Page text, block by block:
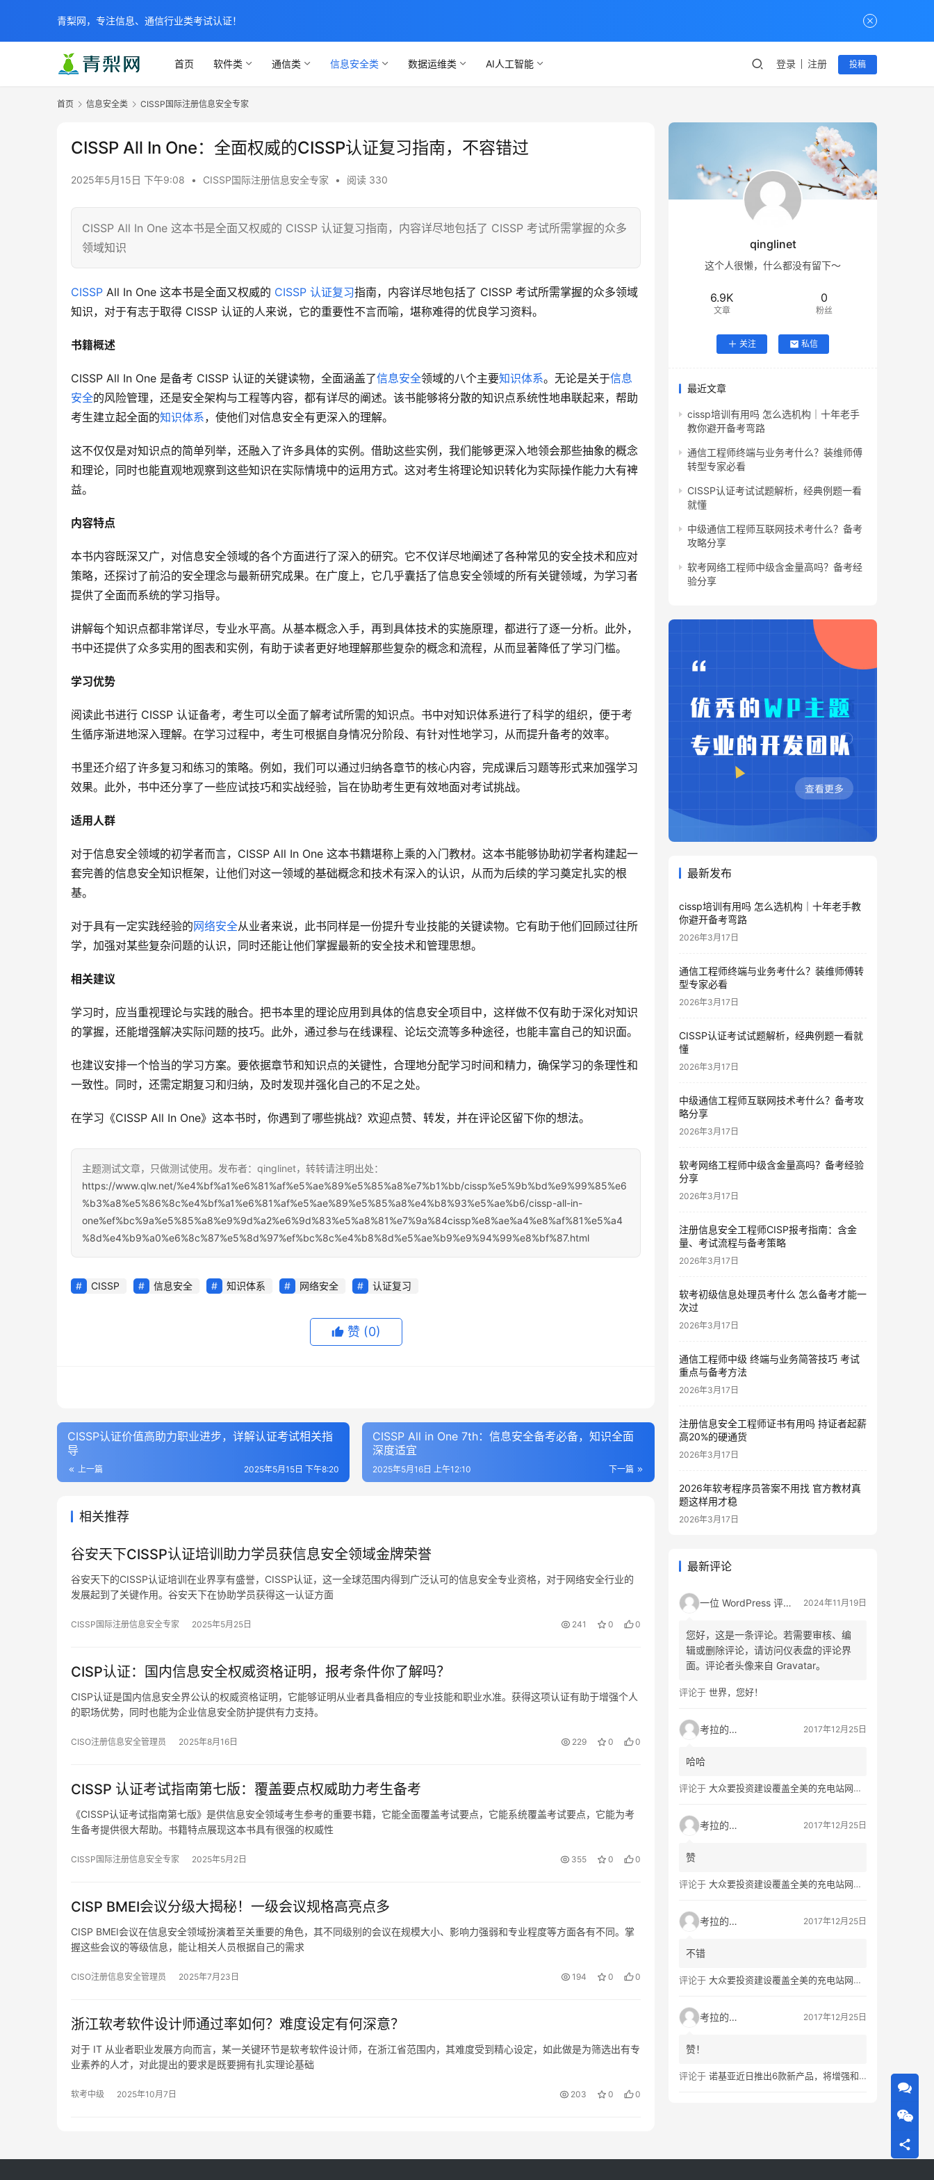
首页 软件类 通信类 信息安全类 数据运维类 AI人工智能 登录 注册 投稿
首页 信息安全类 CISSP国际注册信息安全专家
CISSP All In One：全面权威的CISSP认证复习指南，不容错过
2025年5月15日 下午9:08 • CISSP国际注册信息安全专家 • 阅读 330
CISSP All In One 这本书是全面又权威的 CISSP 认证复习指南，内容详尽地包括了 CISSP 考试所需掌握的众多
领域知识
CISSP All In One 这本书是全面又权威的 CISSP 认证复习指南，内容详尽地包括了 CISSP 考试所需掌握的众多领域
知识，对于有志于取得 CISSP 认证的人来说，它的重要性不言而喻，堪称难得的优良学习资料。
书籍概述
CISSP All In One 是备考 CISSP 认证的关键读物，全面涵盖了信息安全领域的八个主要知识体系。无论是关于信息
安全的风险管理，还是安全架构与工程等内容，都有详尽的阐述。该书能够将分散的知识点系统性地串联起来，帮助
考生建立起全面的知识体系，使他们对信息安全有更深入的理解。
这不仅仅是对知识点的简单列举，还融入了许多具体的实例。借助这些实例，我们能够更深入地领会那些抽象的概念
和理论，同时也能直观地观察到这些知识在实际情境中的运用方式。这对考生将理论知识转化为实际操作能力大有裨
益。
内容特点
本书内容既深又广，对信息安全领域的各个方面进行了深入的研究。它不仅详尽地阐述了各种常见的安全技术和应对
策略，还探讨了前沿的安全理念与最新研究成果。在广度上，它几乎囊括了信息安全领域的所有关键领域，为学习者
提供了全面而系统的学习指导。
讲解每个知识点都非常详尽，专业水平高。从基本概念入手，再到具体技术的实施原理，都进行了逐一分析。此外，
书中还提供了众多实用的图表和实例，有助于读者更好地理解那些复杂的概念和流程，从而显著降低了学习门槛。
学习优势
阅读此书进行 CISSP 认证备考，考生可以全面了解考试所需的知识点。书中对知识体系进行了科学的组织，便于考
生循序渐进地深入理解。在学习过程中，考生可根据自身情况分阶段、有针对性地学习，从而提升备考的效率。
书里还介绍了许多复习和练习的策略。例如，我们可以通过归纳各章节的核心内容，完成课后习题等形式来加强学习
效果。此外，书中还分享了一些应试技巧和实战经验，旨在协助考生更有效地面对考试挑战。
适用人群
对于信息安全领域的初学者而言，CISSP All In One 这本书籍堪称上乘的入门教材。这本书能够协助初学者构建起一
套完善的信息安全知识框架，让他们对这一领域的基础概念和技术有深入的认识，从而为后续的学习奠定扎实的根
基。
对于具有一定实践经验的网络安全从业者来说，此书同样是一份提升专业技能的关键读物。它有助于他们回顾过往所
学，加强对某些复杂问题的认识，同时还能让他们掌握最新的安全技术和管理思想。
相关建议
学习时，应当重视理论与实践的融合。把书本里的理论应用到具体的信息安全项目中，这样做不仅有助于深化对知识
的掌握，还能增强解决实际问题的技巧。此外，通过参与在线课程、论坛交流等多种途径，也能丰富自己的知识面。
也建议安排一个恰当的学习方案。要依据章节和知识点的关键性，合理地分配学习时间和精力，确保学习的条理性和
一致性。同时，还需定期复习和归纳，及时发现并强化自己的不足之处。
在学习《CISSP All In One》这本书时，你遇到了哪些挑战？欢迎点赞、转发，并在评论区留下你的想法。
主题测试文章，只做测试使用。发布者：qinglinet，转转请注明出处：
https://www.qlw.net/%e4%bf%a1%e6%81%af%e5%ae%89%e5%85%a8%e7%b1%bb/cissp%e5%9b%bd%e9%99%85%e6
%b3%a8%e5%86%8c%e4%bf%a1%e6%81%af%e5%ae%89%e5%85%a8%e4%b8%93%e5%ae%b6/cissp-all-in-
one%ef%bc%9a%e5%85%a8%e9%9d%a2%e6%9d%83%e5%a8%81%e7%9a%84cissp%e8%ae%a4%e8%af%81%e5%a4
%8d%e4%b9%a0%e6%8c%87%e5%8d%97%ef%bc%8c%e4%b8%8d%e5%ae%b9%e9%94%99%e8%bf%87.html
CISSP 信息安全 知识体系 网络安全 认证复习
赞 (0)
CISSP认证价值高助力职业进步，详解认证考试相关指
导
上一篇 2025年5月15日 下午8:20
CISSP All in One 7th：信息安全备考必备，知识全面
深度适宜
下一篇
2025年5月16日 上午12:10
相关推荐
谷安天下CISSP认证培训助力学员获信息安全领域金牌荣誉
谷安天下的CISSP认证培训在业界享有盛誉，CISSP认证，这一全球范围内得到广泛认可的信息安全专业资格，对于网络安全行业的
发展起到了关键作用。谷安天下在协助学员获得这一认证方面
CISSP国际注册信息安全专家 2025年5月25日 241 0 0
CISP认证：国内信息安全权威资格证明，报考条件你了解吗？
CISP认证是国内信息安全界公认的权威资格证明，它能够证明从业者具备相应的专业技能和职业水准。获得这项认证有助于增强个人
的职场优势，同时也能为企业信息安全防护提供有力支持。
CISO注册信息安全管理员 2025年8月16日 229 0 0
CISSP 认证考试指南第七版：覆盖要点权威助力考生备考
《CISSP认证考试指南第七版》是供信息安全领域考生参考的重要书籍，它能全面覆盖考试要点，它能系统覆盖考试要点，它能为考
生备考提供很大帮助。书籍特点展现这本书具有很强的权威性
CISSP国际注册信息安全专家 2025年5月2日 355 0 0
CISP BMEI会议分级大揭秘！一级会议规格高亮点多
CISP BMEI会议在信息安全领域扮演着至关重要的角色，其不同级别的会议在规模大小、影响力强弱和专业程度等方面各有不同。掌
握这些会议的等级信息，能让相关人员根据自己的需求
CISO注册信息安全管理员 2025年7月23日 194 0 0
浙江软考软件设计师通过率如何？难度设定有何深意？
对于 IT 从业者职业发展方向而言，某一关键环节是软考软件设计师，在浙江省范围内，其难度受到精心设定，如此做是为筛选出有专
业素养的人才，对此提出的要求是既要拥有扎实理论基础
软考中级 2025年10月7日 203 0 0
qinglinet
这个人很懒，什么都没有留下～
6.9K
文章
0
粉丝
关注 私信
最近文章
cissp培训有用吗 怎么选机构｜十年老手
教你避开备考弯路
通信工程师终端与业务考什么？装维师傅
转型专家必看
CISSP认证考试试题解析，经典例题一看
就懂
中级通信工程师互联网技术考什么？备考
攻略分享
软考网络工程师中级含金量高吗？备考经
验分享
最新发布
cissp培训有用吗 怎么选机构｜十年老手教
你避开备考弯路
2026年3月17日
通信工程师终端与业务考什么？装维师傅转
型专家必看
2026年3月17日
CISSP认证考试试题解析，经典例题一看就
懂
2026年3月17日
中级通信工程师互联网技术考什么？备考攻
略分享
2026年3月17日
软考网络工程师中级含金量高吗？备考经验
分享
2026年3月17日
注册信息安全工程师CISP报考指南：含金
量、考试流程与备考策略
2026年3月17日
软考初级信息处理员考什么 怎么备考才能一
次过
2026年3月17日
通信工程师中级 终端与业务简答技巧 考试
重点与备考方法
2026年3月17日
注册信息安全工程师证书有用吗 持证者起薪
高20%的硬通货
2026年3月17日
2026年软考程序员答案不用找 官方教材真
题这样用才稳
2026年3月17日
最新评论
一位 WordPress 评论者 2024年11月19日
您好，这是一条评论。若需要审核、编
辑或删除评论，请访问仪表盘的评论界
面。评论者头像来自 Gravatar。
评论于 世界，您好！
考拉的生活 2017年12月25日
哈哈
评论于 大众要投资建设覆盖全美的充电站网络，特斯拉也没闲着
考拉的生活 2017年12月25日
赞
评论于 大众要投资建设覆盖全美的充电站网络，特斯拉也没闲着
考拉的生活 2017年12月25日
不错
评论于 大众要投资建设覆盖全美的充电站网络，特斯拉也没闲着
考拉的生活 2017年12月25日
赞！
评论于 诺基亚近日推出6款新产品，将增强和16家公司合作，VR领域发力明显
青梨网，专注信息、通信行业类考试认证！